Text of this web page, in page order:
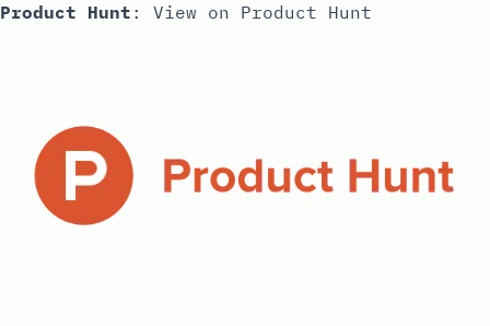
Product Hunt : View on Product Hunt